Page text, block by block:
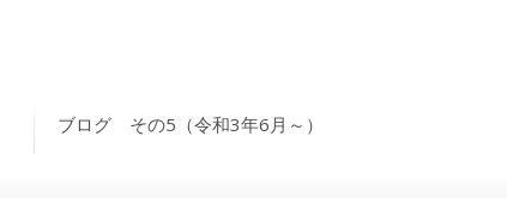
ブログ その5（令和3年6月～）